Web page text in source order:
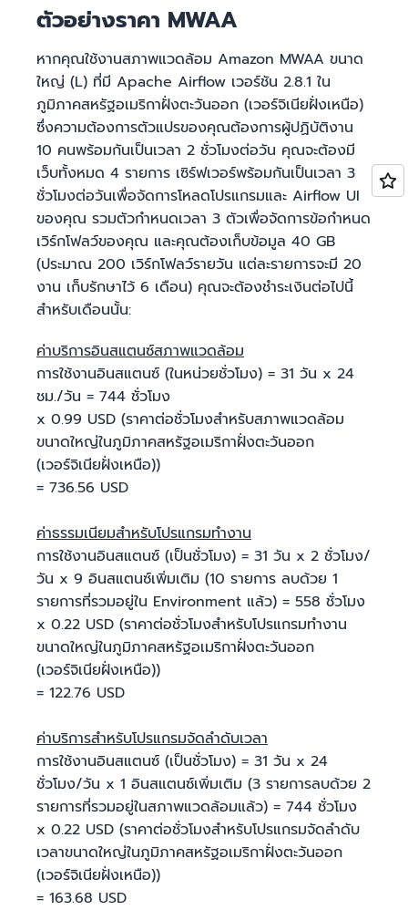
ตัวอย่างราคา MWAA
หากคุณใช้งานสภาพแวดล้อม Amazon MWAA ขนาด
ใหญ่ (L) ที่มี Apache Airflow เวอร์ชัน 2.8.1 ใน
ภูมิภาคสหรัฐอเมริกาฝั่งตะวันออก (เวอร์จิเนียฝั่งเหนือ)
ซึ่งความต้องการตัวแปรของคุณต้องการผู้ปฏิบัติงาน
10 คนพร้อมกันเป็นเวลา 2 ชั่วโมงต่อวัน คุณจะต้องมี
เว็บทั้งหมด 4 รายการ เซิร์ฟเวอร์พร้อมกันเป็นเวลา 3
ชั่วโมงต่อวันเพื่อจัดการโหลดโปรแกรมและ Airflow UI
ของคุณ รวมตัวกำหนดเวลา 3 ตัวเพื่อจัดการข้อกำหนด
เวิร์กโฟลว์ของคุณ และคุณต้องเก็บข้อมูล 40 GB
(ประมาณ 200 เวิร์กโฟลว์รายวัน แต่ละรายการจะมี 20
งาน เก็บรักษาไว้ 6 เดือน) คุณจะต้องชำระเงินต่อไปนี้
สำหรับเดือนนั้น:
ค่าบริการอินสแตนซ์สภาพแวดล้อม
การใช้งานอินสแตนซ์ (ในหน่วยชั่วโมง) = 31 วัน x 24
ชม./วัน = 744 ชั่วโมง
x 0.99 USD (ราคาต่อชั่วโมงสําหรับสภาพแวดล้อม
ขนาดใหญ่ในภูมิภาคสหรัฐอเมริกาฝั่งตะวันออก
(เวอร์จิเนียฝั่งเหนือ))
= 736.56 USD
ค่าธรรมเนียมสำหรับโปรแกรมทำงาน
การใช้งานอินสแตนซ์ (เป็นชั่วโมง) = 31 วัน x 2 ชั่วโมง/
วัน x 9 อินสแตนซ์เพิ่มเติม (10 รายการ ลบด้วย 1
รายการที่รวมอยู่ใน Environment แล้ว) = 558 ชั่วโมง
x 0.22 USD (ราคาต่อชั่วโมงสําหรับโปรแกรมทำงาน
ขนาดใหญ่ในภูมิภาคสหรัฐอเมริกาฝั่งตะวันออก
(เวอร์จิเนียฝั่งเหนือ))
= 122.76 USD
ค่าบริการสำหรับโปรแกรมจัดลำดับเวลา
การใช้งานอินสแตนซ์ (เป็นชั่วโมง) = 31 วัน x 24
ชั่วโมง/วัน x 1 อินสแตนซ์เพิ่มเติม (3 รายการลบด้วย 2
รายการที่รวมอยู่ในสภาพแวดล้อมแล้ว) = 744 ชั่วโมง
x 0.22 USD (ราคาต่อชั่วโมงสําหรับโปรแกรมจัดลำดับ
เวลาขนาดใหญ่ในภูมิภาคสหรัฐอเมริกาฝั่งตะวันออก
(เวอร์จิเนียฝั่งเหนือ))
= 163.68 USD